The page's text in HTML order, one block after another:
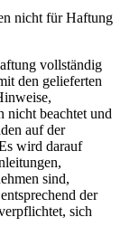
nicht für Haftung
vollständig
den gelieferten
nicht beachtet und
auf der
wird darauf
sind,
der
sich